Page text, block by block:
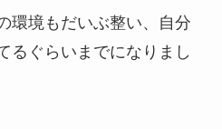
環境もだいぶ整い、自分
るぐらいまでになりまし